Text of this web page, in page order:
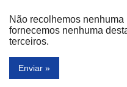
Não recolhemos
fornecemos nenhuma
terceiros.
Enviar »